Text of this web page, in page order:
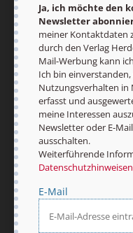
des E-Mail-Marketings
ein. Den Newsletter
ich jederzeit abbestellen.
Ich bin einverstanden,
personenbezogenes
Newsletter und E-Mail-
ausgewertet wird, um
meine Interessen
Newsletter oder E-Mail
jederzeit ausschalten.
Weiterführende
unseren
E-Mail
Ja, ich möchte den
Newsletter
meiner Kontaktdaten
durch den Verlag
Mail-Werbung kann
Ich bin
Nutzungsverhalten in
erfasst und
meine Interessen
Newsletter oder E-
ausschalten.
Weiterführende
Datenschutzhinweisen
E-Mail